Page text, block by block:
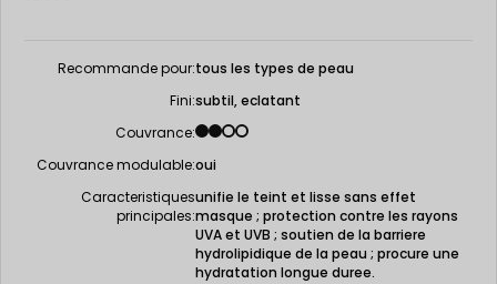
Recommande pour:tous les types de peau
Fini:subtil, eclatant
Couvrance:
Couvrance modulable:oui
Caracteristiques
principales:
unifie le teint et lisse sans effet
masque ; protection contre les rayons
UVA et UVB ; soutien de la barriere
hydrolipidique de la peau ; procure une
hydratation longue duree.